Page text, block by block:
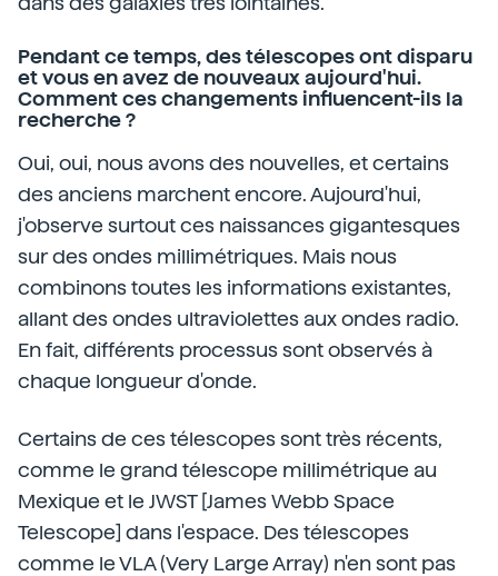
Pendant ce temps, des télescopes ont disparu
et vous en avez de nouveaux aujourd'hui.
Comment ces changements influencent-ils la
recherche ?
Oui, oui, nous avons des nouvelles, et certains
des anciens marchent encore. Aujourd'hui,
j'observe surtout ces naissances gigantesques
sur des ondes millimétriques. Mais nous
combinons toutes les informations existantes,
allant des ondes ultraviolettes aux ondes radio.
En fait, différents processus sont observés à
chaque longueur d'onde.
Certains de ces télescopes sont très récents,
comme le grand télescope millimétrique au
Mexique et le JWST [James Webb Space
Telescope] dans l'espace. Des télescopes
comme le VLA (Very Large Array) n'en sont pas